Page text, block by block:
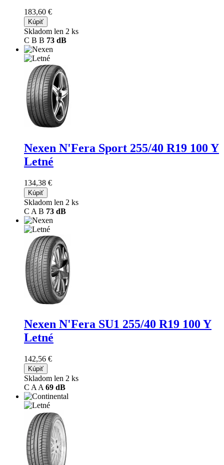
183,60 €
Kúpiť
Skladom len 2 ks
C B B 73 dB
Nexen N'Fera Sport 255/40 R19 100 Y
Letné
134,38 €
Kúpiť
Skladom len 2 ks
C A B 73 dB
Nexen N'Fera SU1 255/40 R19 100 Y
Letné
142,56 €
Kúpiť
Skladom len 2 ks
C A A 69 dB